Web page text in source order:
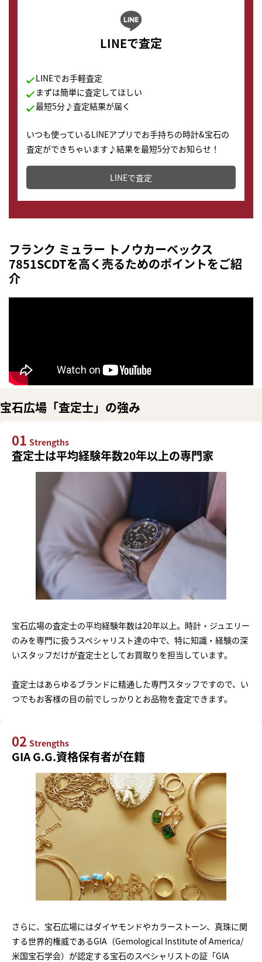
LINEで査定
LINEでお手軽査定
まずは簡単に査定してほしい
最短5分♪査定結果が届く
いつも使っているLINEアプリでお手持ちの時計&宝石の
査定ができちゃいます♪結果を最短5分でお知らせ！
どこからでもすぐに査定金額を知ることが出来ます。
LINEで査定
フランク ミュラー トノウカーベックス
7851SCDTを高く売るためのポイントをご紹
介
宝石広場「査定士」の強み
01 Strengths
査定士は平均経験年数20年以上の専門家
宝石広場の査定士の平均経験年数は20年以上。時計・ジュエリー
のみを専門に扱うスペシャリスト達の中で、特に知識・経験の深
いスタッフだけが査定士としてお買取りを担当しています。
査定士はあらゆるブランドに精通した専門スタッフですので、い
つでもお客様の目の前でしっかりとお品物を査定できます。
02 Strengths
GIA G.G.資格保有者が在籍
さらに、宝石広場にはダイヤモンドやカラーストーン、真珠に関
する世界的権威であるGIA（Gemological Institute of America/
米国宝石学会）が認定する宝石のスペシャリストの証「GIA